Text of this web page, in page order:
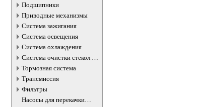
Подшипники
Приводные механизмы
Система зажигания
Система освещения
Система охлаждения
Система очистки стекол и
фар
Тормозная система
Трансмиссия
Фильтры
Насосы для перекачки